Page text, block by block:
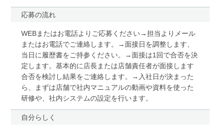
応募の流れ
WEBまたはお電話よりご応募ください→担当よりメール
またはお電話でご連絡します。→面接日を調整します、
当日に履歴書をご持参ください。→面接は1回で合否を決
定します。基本的に店長または店舗責任者が面接します
合否を検討し結果をご連絡します。→入社日が決まった
ら、まずは店舗で社内マニュアルの動画や資料を使った
研修や、社内システムの設定を行います。
自分らしく